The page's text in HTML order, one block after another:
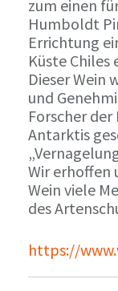
zum einen
Humboldt
Errichtung
Küste Chiles
Dieser Wein
und
Forscher
Antarktis
Wir erhoffen
Wein viele
des
https://